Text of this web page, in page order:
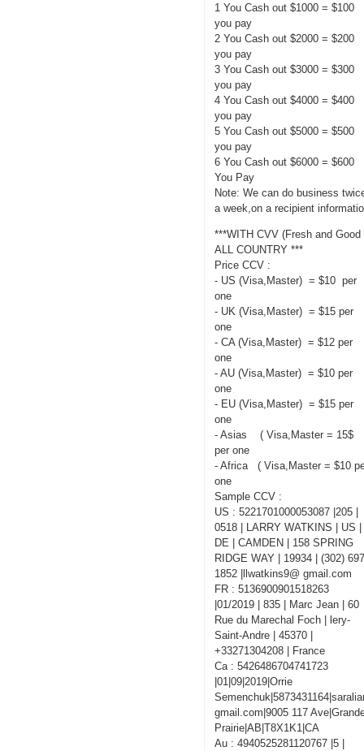
1 You Cash out $1000 = $100
you pay
2 You Cash out $2000 = $200
you pay
3 You Cash out $3000 = $300
you pay
4 You Cash out $4000 = $400
you pay
5 You Cash out $5000 = $500
you pay
6 You Cash out $6000 = $600
You Pay
Note: We can do business
a week,on a recipient
***WITH CVV (Fresh and Good
ALL COUNTRY ***
Price CCV :
- US (Visa,Master) = $10 per
one
- UK (Visa,Master) = $15 per
one
- CA (Visa,Master) = $12 per
one
- AU (Visa,Master) = $10 per
one
- EU (Visa,Master) = $15 per
one
- Asias ( Visa,Master = 15$
per one
- Africa ( Visa,Master = $10
one
Sample CCV :
US : 5221701000053087 |205 |
0518 | LARRY WATKINS | US |
DE | CAMDEN | 158 SPRING
RIDGE WAY | 19934 | (302)
1852 |llwatkins9@ gmail.com
FR : 5136900901518263
|01/2019 | 835 | Marc Jean | 60
Rue du Marechal Foch | lery-
Saint-Andre | 45370 |
+33271304208 | France
Ca : 5426486704741723
|01|09|2019|Orrie
gmail.com|9005 117
Prairie|AB|T8X1K1|CA
Au : 4940525281120767 |5 |